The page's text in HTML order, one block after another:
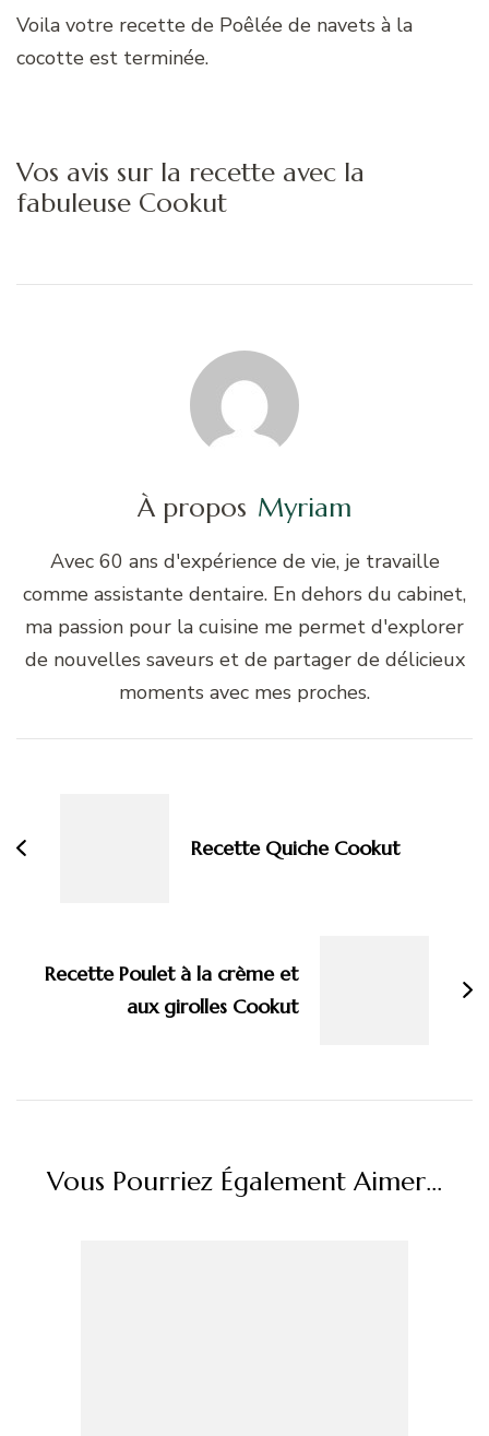
Voila votre recette de Poêlée de navets à la
cocotte est terminée.
Vos avis sur la recette avec la
fabuleuse Cookut
À propos Myriam
Avec 60 ans d'expérience de vie, je travaille
comme assistante dentaire. En dehors du cabinet,
ma passion pour la cuisine me permet d'explorer
de nouvelles saveurs et de partager de délicieux
moments avec mes proches.
Recette Quiche Cookut
Recette Poulet à la crème et
aux girolles Cookut
Vous Pourriez Également Aimer...